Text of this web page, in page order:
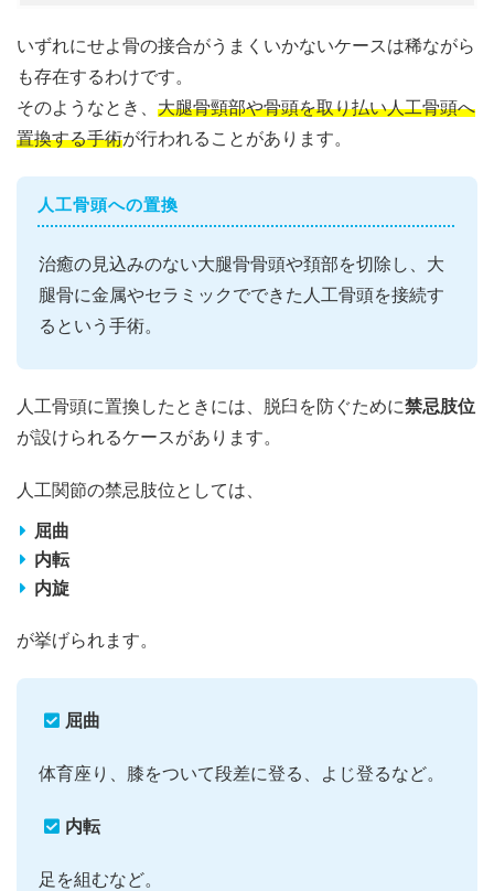
いずれにせよ骨の接合がうまくいかないケースは稀ながら
も存在するわけです。
そのようなとき、 大腿骨頸部や骨頭を取り払い人工骨頭へ
置換する手術が行われることがあります。
人工骨頭への置換
治癒の見込みのない大腿骨骨頭や頚部を切除し、大
腿骨に金属やセラミックでできた人工骨頭を接続す
るという手術。
人工骨頭に置換したときには、脱臼を防ぐために禁忌肢位
が設けられるケースがあります。
人工関節の禁忌肢位としては、
屈曲
内転
内旋
が挙げられます。
屈曲
体育座り、膝をついて段差に登る、よじ登るなど。
内転
足を組むなど。